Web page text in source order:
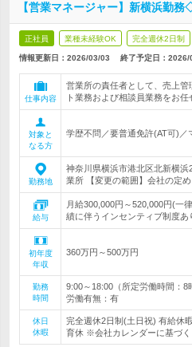
【営業マネージャー】新横浜勤
正社員 業種未経験OK 完全週休2日制
情報更新日：2026/03/03 終了予定日： 2026/
仕事内容
営業所の責任者として、売上
ト業務および相談員業務をお任
対象と
なる方
学歴不問／要普通免許(AT可)
勤務地
神奈川県横浜市港北区北新横
業所 【変更の範囲】会社の定め
給与
月給300,000円～520,000円(一
績に伴うインセンティブ制度あ
初年度
年収
360万円～500万円
勤務
時間
9:00～18:00（所定労働時間：
労働有無：有
休日
休暇
完全週休2日制(土日祝) 有給休
育休 ※会社カレンダーに基づく